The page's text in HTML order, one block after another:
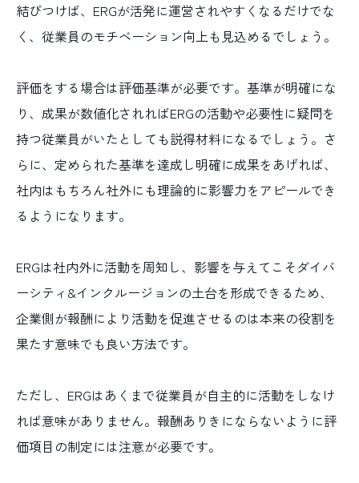
結びつけば、ERGが活発に運営されやすくなるだけでな
く、従業員のモチベーション向上も見込めるでしょう。
評価をする場合は評価基準が必要です。基準が明確にな
り、成果が数値化されればERGの活動や必要性に疑問を
持つ従業員がいたとしても説得材料になるでしょう。さ
らに、定められた基準を達成し明確に成果をあげれば、
社内はもちろん社外にも理論的に影響力をアピールでき
るようになります。
ERGは社内外に活動を周知し、影響を与えてこそダイバ
ーシティ&インクルージョンの土台を形成できるため、
企業側が報酬により活動を促進させるのは本来の役割を
果たす意味でも良い方法です。
ただし、ERGはあくまで従業員が自主的に活動をしなけ
れば意味がありません。報酬ありきにならないように評
価項目の制定には注意が必要です。